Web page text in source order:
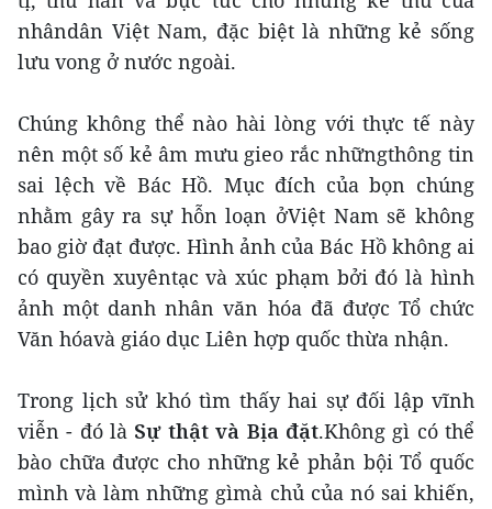
nhândân Việt Nam, đặc biệt là những kẻ sống
lưu vong ở nước ngoài.
Chúng không thể nào hài lòng với thực tế này
nên một số kẻ âm mưu gieo rắc nhữngthông tin
sai lệch về Bác Hồ. Mục đích của bọn chúng
nhằm gây ra sự hỗn loạn ởViệt Nam sẽ không
bao giờ đạt được. Hình ảnh của Bác Hồ không ai
có quyền xuyêntạc và xúc phạm bởi đó là hình
ảnh một danh nhân văn hóa đã được Tổ chức
Văn hóavà giáo dục Liên hợp quốc thừa nhận.
Trong lịch sử khó tìm thấy hai sự đối lập vĩnh
viễn - đó là Sự thật và Bịa đặt.Không gì có thể
bào chữa được cho những kẻ phản bội Tổ quốc
mình và làm những gìmà chủ của nó sai khiến,